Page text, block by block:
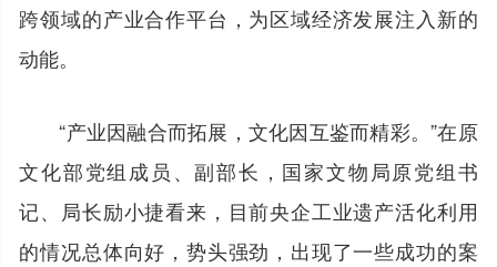
跨领域的产业合作平台，为区域经济发展注入新的
动能。
“产业因融合而拓展，文化因互鉴而精彩。”在原
文化部党组成员、副部长，国家文物局原党组书
记、局长励小捷看来，目前央企工业遗产活化利用
的情况总体向好，势头强劲，出现了一些成功的案